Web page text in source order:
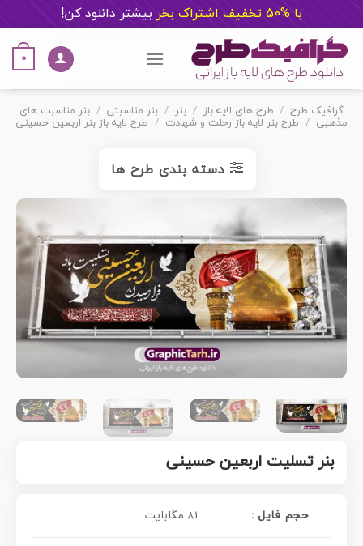
با %50 تخفیف اشتراک بخر بیشتر دانلود کن!
content
0
گرافیک طرح / طرح های لایه باز / بنر / بنر مناسبتی / بنر مناسبت های
مذهبی / طرح بنر لایه باز رحلت و شهادت / طرح لایه باز بنر اربعین حسینی
دسته بندی طرح ها
بنر تسلیت اربعین حسینی
حجم فایل : 81 مگابایت